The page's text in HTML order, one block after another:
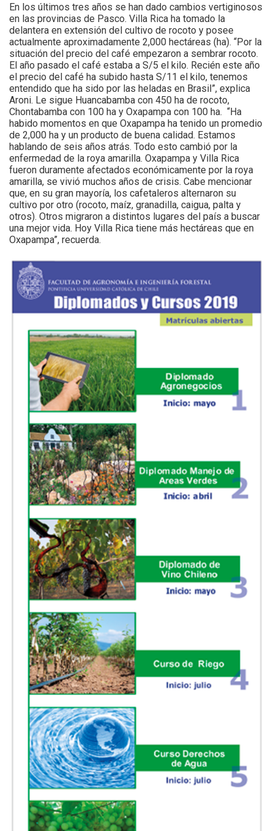
En los últimos tres años se han dado cambios vertiginosos
en las provincias de Pasco. Villa Rica ha tomado la
delantera en extensión del cultivo de rocoto y posee
actualmente aproximadamente 2,000 hectáreas (ha). “Por la
situación del precio del café empezaron a sembrar rocoto.
El año pasado el café estaba a S/5 el kilo. Recién este año
el precio del café ha subido hasta S/11 el kilo, tenemos
entendido que ha sido por las heladas en Brasil”, explica
Aroni. Le sigue Huancabamba con 450 ha de rocoto,
Chontabamba con 100 ha y Oxapampa con 100 ha. “Ha
habido momentos en que Oxapampa ha tenido un promedio
de 2,000 ha y un producto de buena calidad. Estamos
hablando de seis años atrás. Todo esto cambió por la
enfermedad de la roya amarilla. Oxapampa y Villa Rica
fueron duramente afectados económicamente por la roya
amarilla, se vivió muchos años de crisis. Cabe mencionar
que, en su gran mayoría, los cafetaleros alternaron su
cultivo por otro (rocoto, maíz, granadilla, caigua, palta y
otros). Otros migraron a distintos lugares del país a buscar
una mejor vida. Hoy Villa Rica tiene más hectáreas que en
Oxapampa”, recuerda.